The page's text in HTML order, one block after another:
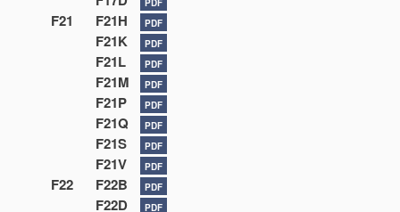
PDF
F21 F21H PDF
F21K PDF
F21L PDF
F21M PDF
F21P PDF
F21Q PDF
F21S PDF
F21V PDF
F22 F22B PDF
F22D PDF